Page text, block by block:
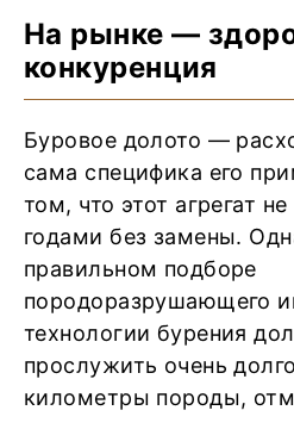
На рынке —
конкуренция
Буровое долото —
сама специфика его
том, что этот агрегат
годами без замены.
правильном подборе
породоразрушающего
технологии бурения
прослужить очень
километры породы,